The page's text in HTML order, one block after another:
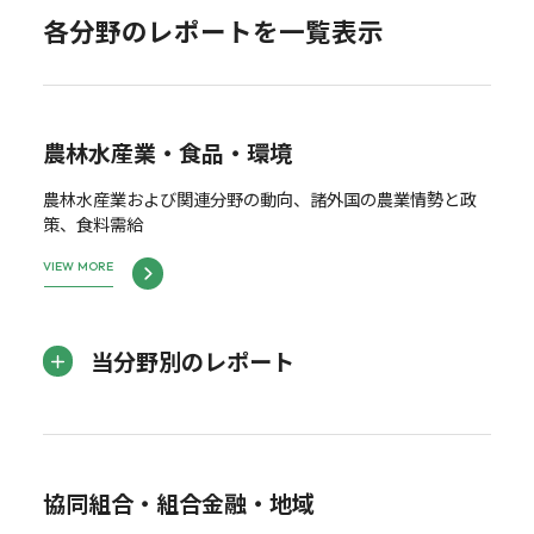
各分野のレポートを一覧表示
農林水産業・食品・環境
農林水産業および関連分野の動向、諸外国の農業情勢と政
策、食料需給
VIEW MORE
当分野別のレポート
協同組合・組合金融・地域